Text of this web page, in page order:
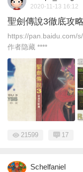
2020-11-13 16:12
聖劍傳說3徹底攻
https://pan.baidu.com/
作者隐藏 ****
21599 17
Schelfaniel